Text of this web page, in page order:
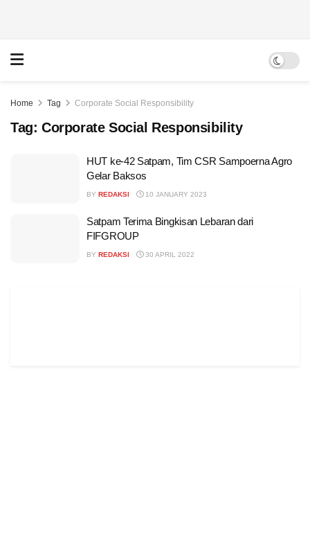
Home Tag Corporate Social Responsibility
Tag: Corporate Social Responsibility
HUT ke-42 Satpam, Tim CSR Sampoerna Agro
Gelar Baksos
BY REDAKSI 10 JANUARY 2023
Satpam Terima Bingkisan Lebaran dari
FIFGROUP
BY REDAKSI 30 APRIL 2022